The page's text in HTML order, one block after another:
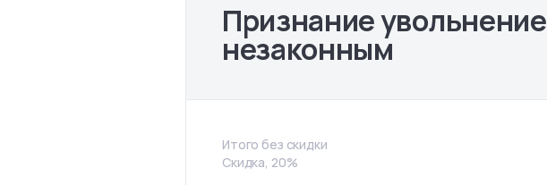
Признание увольнение
незаконным
Итого без скидки
Скидка, 20%